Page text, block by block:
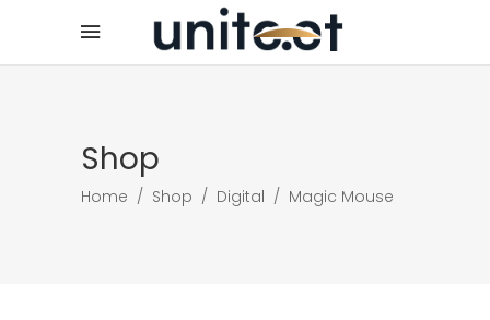
Shop
Home / Shop / Digital / Magic Mouse